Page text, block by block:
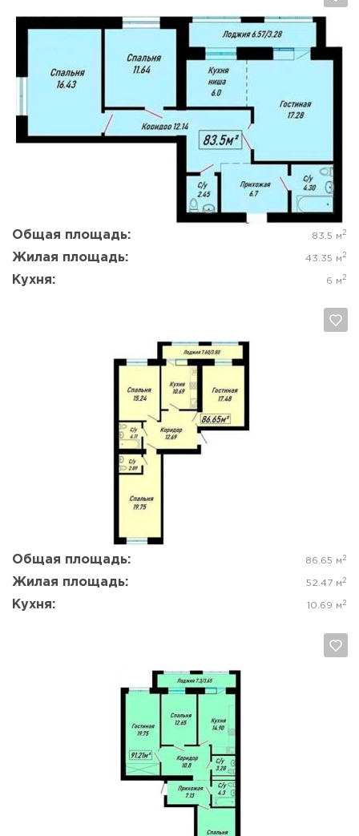
Общая площадь: 83.5 м 2
Жилая площадь: 43.35 м 2
Кухня: 6 м 2
Да, удалить Отмена
Общая площадь: 86.65 м 2
Жилая площадь: 52.47 м 2
Кухня: 10.69 м 2
Да, удалить Отмена